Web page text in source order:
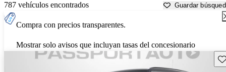
787 vehículos encontrados Guardar
Compra con precios transparentes.
Mostrar solo avisos que incluyan tasas del concesionario